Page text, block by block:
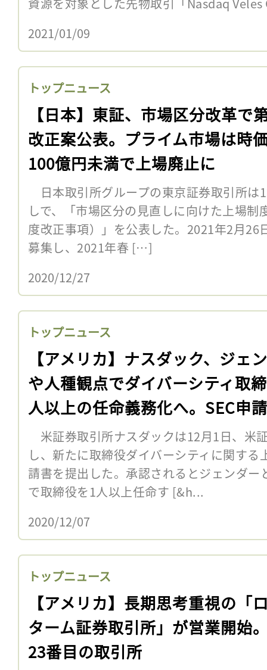
2021/01/09
トップニュース
【日本】東証、市場区分改革で
改正案公表。プライム市場は時
100億円未満で上場廃止に
日本取引所グループの東京証券取引所は
しで、「市場区分の見直しに向けた上場制
度改正事項）」を公表した。2021年2月26
募集し、2021年春 […]
2020/12/27
トップニュース
【アメリカ】ナスダック、ジェ
や人種観点でダイバーシティ取
人以上の任命義務化へ。SEC申請
米証券取引所ナスダックは12月1日、米
し、新たに取締役ダイバーシティに関す
請書を提出した。承認されるとジェンダー
で取締役を1人以上任命す [&h...
2020/12/07
トップニュース
【アメリカ】長期思考重視の「
ターム証券取引所」が営業開始
23番目の取引所